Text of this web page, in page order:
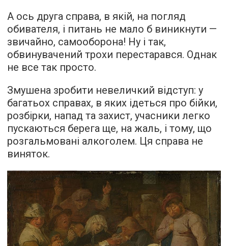
А ось друга справа, в якій, на погляд
обивателя, і питань не мало б виникнути —
звичайно, самооборона! Ну і так,
обвинувачений трохи перестарався. Однак
не все так просто.
Змушена зробити невеличкий відступ: у
багатьох справах, в яких ідеться про бійки,
розбірки, напад та захист, учасники легко
пускаються берега ще, на жаль, і тому, що
розгальмовані алкоголем. Ця справа не
виняток.